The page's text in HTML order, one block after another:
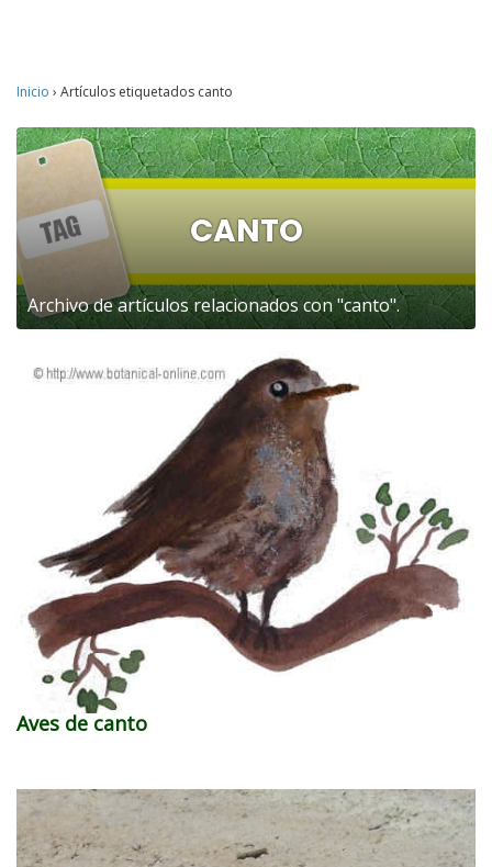
Inicio › Artículos etiquetados canto
CANTO
Archivo de artículos relacionados con "canto".
Aves de canto